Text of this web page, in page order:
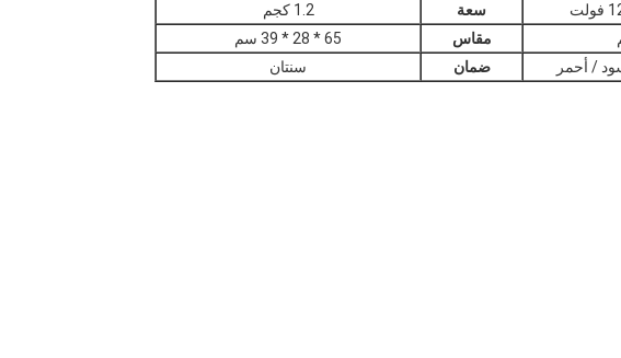
سعة
1.2 كجم
مقاس
65 * 28 * 39 سم
/ أحمر ضمان سنتان